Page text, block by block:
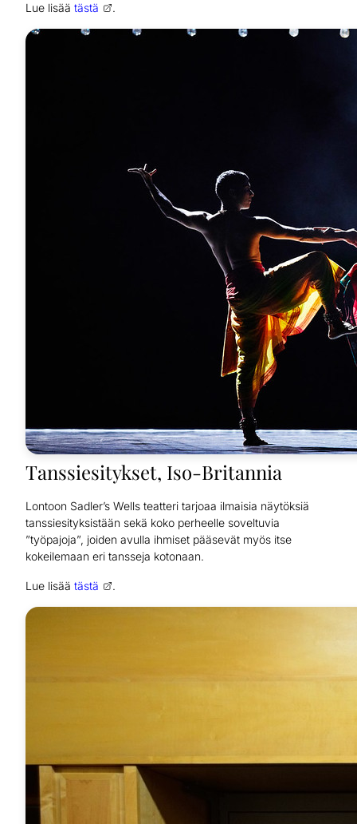
Lue lisää tästä .
Tanssiesitykset, Iso-Britannia
Lontoon Sadler’s Wells teatteri tarjoaa ilmaisia näytöksiä
tanssiesityksistään sekä koko perheelle soveltuvia
”työpajoja”, joiden avulla ihmiset pääsevät myös itse
kokeilemaan eri tansseja kotonaan.
Lue lisää tästä .